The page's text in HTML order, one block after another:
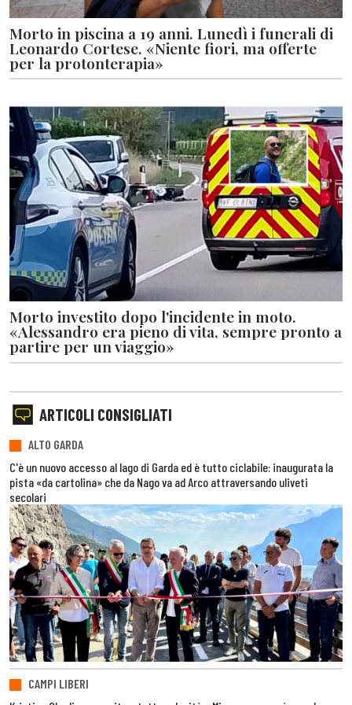
Morto in piscina a 19 anni. Lunedì i funerali di
Leonardo Cortese. «Niente fiori, ma offerte
per la protonterapia»
Morto investito dopo l'incidente in moto.
«Alessandro era pieno di vita, sempre pronto a
partire per un viaggio»
ARTICOLI CONSIGLIATI
ALTO GARDA
C'è un nuovo accesso al lago di Garda ed è tutto ciclabile: inaugurata la
pista «da cartolina» che da Nago va ad Arco attraversando uliveti
secolari
CAMPI LIBERI